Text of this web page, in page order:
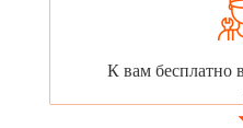
К вам бесплатно